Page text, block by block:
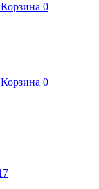
Корзина 0
Корзина 0